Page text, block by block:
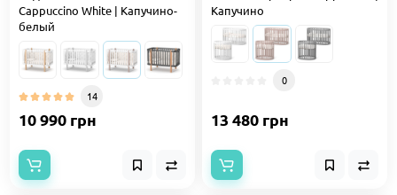
Cappuccino White | Капучино-
белый
14
10 990 грн
Капучино
0
13 480 грн